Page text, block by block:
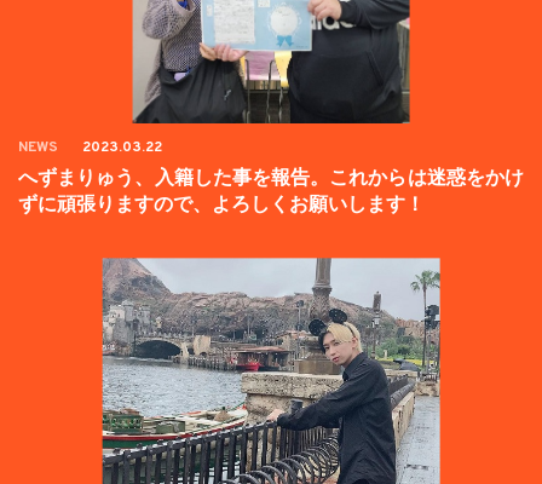
NEWS 2023.03.22
へずまりゅう、入籍した事を報告。これからは迷惑をかけ
ずに頑張りますので、よろしくお願いします！